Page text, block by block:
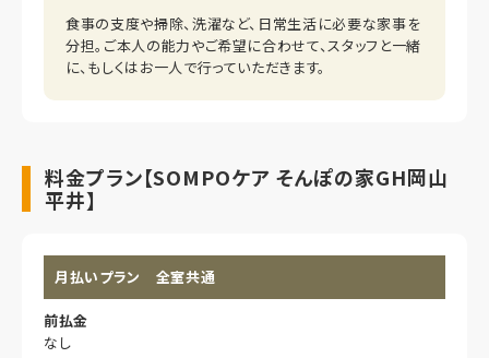
食事の支度や掃除、洗濯など、日常生活に必要な家事を
分担。ご本人の能力やご希望に合わせて、スタッフと一緒
に、もしくはお一人で行っていただきます。
料金プラン【SOMPOケア そんぽの家GH岡山
平井】
月払いプラン 全室共通
前払金
なし